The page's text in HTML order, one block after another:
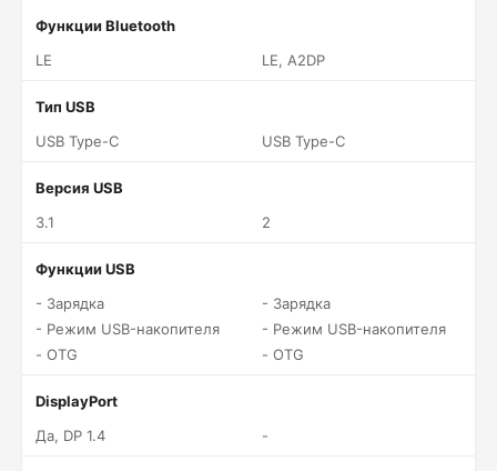
Функции Bluetooth
LE
LE, A2DP
Тип USB
USB Type-C
USB Type-C
Версия USB
3.1
2
Функции USB
- Зарядка
- Режим USB-накопителя
- OTG
- Зарядка
- Режим USB-накопителя
- OTG
DisplayPort
Да, DP 1.4
-